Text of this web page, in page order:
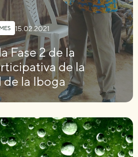
15.02.2021
Fase 2 de la
de la
la Iboga